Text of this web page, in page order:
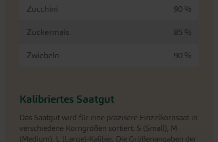
Zucchini 90 %
Zuckermais 85 %
Zwiebeln 90 %
Kalibriertes Saatgut
Das Saatgut wird für eine präzisere Einzelkornsaat in
verschiedene Korngrößen sortiert: S (Small), M
(Medium), L (Large)-Kaliber. Die Größenangaben der